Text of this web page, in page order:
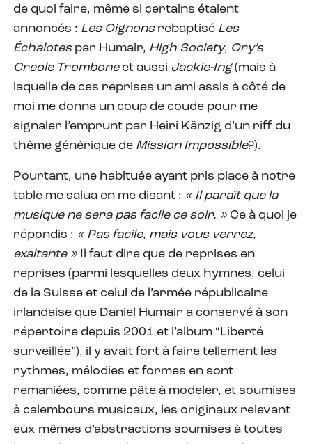
de quoi faire, même si certains étaient
annoncés : Les Oignons rebaptisé Les
Échalotes par Humair, High Society, Ory’s
Creole Tromboneet aussi Jackie-Ing(mais à
laquelle de ces reprises un ami assis à côté de
moi me donna un coup de coude pour me
signaler l’emprunt par Heiri Känzig d’un riff du
thème générique de Mission Impossible?).
Pourtant, une habituée ayant pris place à notre
table me salua en me disant : « Il paraît que la
musique ne sera pas facile ce soir. » Ce à quoi je
répondis : « Pas facile, mais vous verrez,
exaltante » Il faut dire que de reprises en
reprises (parmi lesquelles deux hymnes, celui
de la Suisse et celui de l’armée républicaine
irlandaise que Daniel Humair a conservé à son
répertoire depuis 2001 et l’album “Liberté
surveillée”), il y avait fort à faire tellement les
rythmes, mélodies et formes en sont
remaniées, comme pâte à modeler, et soumises
à calembours musicaux, les originaux relevant
eux-mêmes d’abstractions soumises à toutes